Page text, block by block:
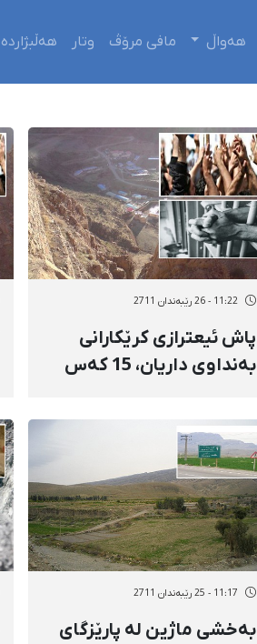
هەواڵ مافی مرۆڤ وتار هەڵبژاردە
11:22 - 26 رێبەندان 2711
پاش ئیعترازی كرێكارانی
بەنداوی داریان، 15 كەس
11:17 - 25 رێبەندان 2711
بەخشی ماژین لە پارێزگای